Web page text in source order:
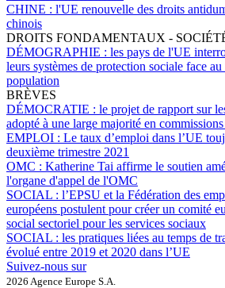
CHINE : l'UE renouvelle des droits
chinois
DROITS FONDAMENTAUX -
DÉMOGRAPHIE : les pays de l'UE
leurs systèmes de protection sociale face
population
BRÈVES
DÉMOCRATIE : le projet de rapport sur
adopté à une large majorité en
EMPLOI : Le taux d’emploi dans l’UE
deuxième trimestre 2021
OMC : Katherine Tai affirme le soutien
l'organe d'appel de l'OMC
SOCIAL : l’EPSU et la Fédération des
européens postulent pour créer un comité
social sectoriel pour les services sociaux
SOCIAL : les pratiques liées au temps de
évolué entre 2019 et 2020 dans l’UE
Suivez-nous sur
2026 Agence Europe S.A.